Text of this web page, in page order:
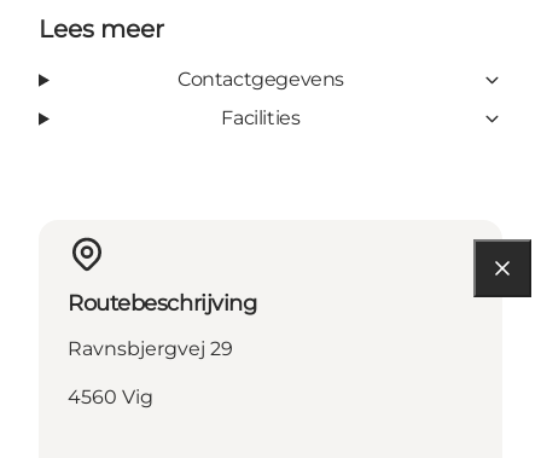
Lees meer
Contactgegevens
Facilities
Routebeschrijving
Ravnsbjergvej 29
4560 Vig